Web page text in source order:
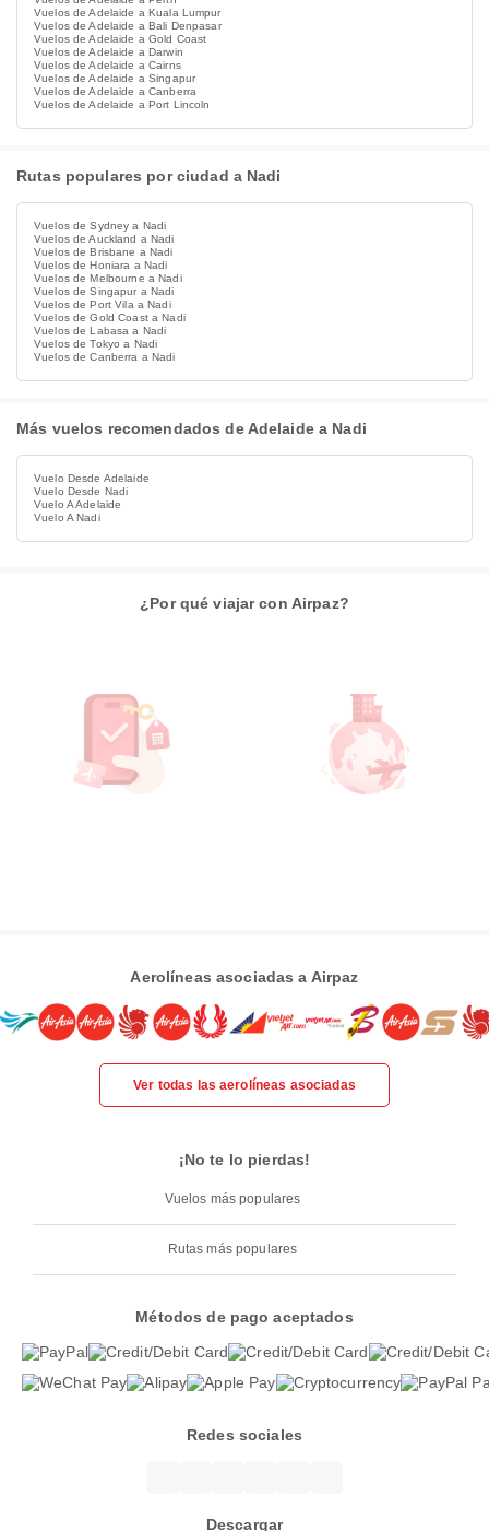
Vuelos de Adelaide a Kuala Lumpur
Vuelos de Adelaide a Bali Denpasar
Vuelos de Adelaide a Gold Coast
Vuelos de Adelaide a Darwin
Vuelos de Adelaide a Cairns
Vuelos de Adelaide a Singapur
Vuelos de Adelaide a Canberra
Vuelos de Adelaide a Port Lincoln
Rutas populares por ciudad a Nadi
Vuelos de Sydney a Nadi
Vuelos de Auckland a Nadi
Vuelos de Brisbane a Nadi
Vuelos de Honiara a Nadi
Vuelos de Melbourne a Nadi
Vuelos de Singapur a Nadi
Vuelos de Port Vila a Nadi
Vuelos de Gold Coast a Nadi
Vuelos de Labasa a Nadi
Vuelos de Tokyo a Nadi
Vuelos de Canberra a Nadi
Más vuelos recomendados de Adelaide a Nadi
Vuelo Desde Adelaide
Vuelo Desde Nadi
Vuelo A Adelaide
Vuelo A Nadi
¿Por qué viajar con Airpaz?
Aerolíneas asociadas a Airpaz
Ver todas las aerolíneas asociadas
¡No te lo pierdas!
Vuelos más populares
Rutas más populares
Métodos de pago aceptados
Redes sociales
Descargar